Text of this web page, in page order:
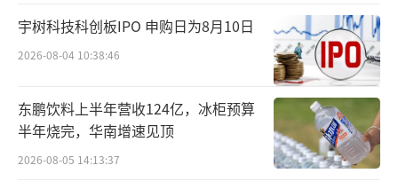
元通的四价流感疫苗相继获批上市。
宇树科技科创板IPO 申购日为8月10日
2026-08-04 10:38:46
东鹏饮料上半年营收124亿，冰柜预算
半年烧完，华南增速见顶
2026-08-05 14:13:37